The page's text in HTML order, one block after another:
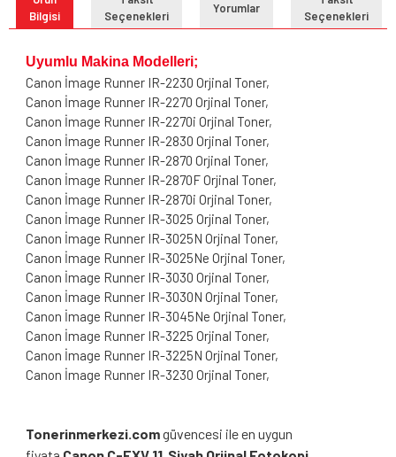
Bilgisi
Seçenekleri
Yorumlar
Seçenekleri
Uyumlu Makina Modelleri;
Canon İmage Runner IR-2230 Orjinal Toner,
Canon İmage Runner IR-2270 Orjinal Toner,
Canon İmage Runner IR-2270i Orjinal Toner,
Canon İmage Runner IR-2830 Orjinal Toner,
Canon İmage Runner IR-2870 Orjinal Toner,
Canon İmage Runner IR-2870F Orjinal Toner,
Canon İmage Runner IR-2870i Orjinal Toner,
Canon İmage Runner IR-3025 Orjinal Toner,
Canon İmage Runner IR-3025N Orjinal Toner,
Canon İmage Runner IR-3025Ne Orjinal Toner,
Canon İmage Runner IR-3030 Orjinal Toner,
Canon İmage Runner IR-3030N Orjinal Toner,
Canon İmage Runner IR-3045Ne Orjinal Toner,
Canon İmage Runner IR-3225 Orjinal Toner,
Canon İmage Runner IR-3225N Orjinal Toner,
Canon İmage Runner IR-3230 Orjinal Toner,
Tonerinmerkezi.comgüvencesi ile en uygun